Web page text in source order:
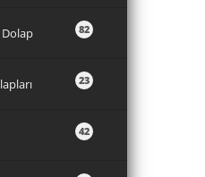
82
Dolap
23
42